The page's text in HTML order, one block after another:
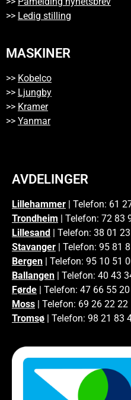
>> Ledig stilling
MASKINER
>> Kobelco
>> Ljungby
>> Kramer
>> Yanmar
AVDELINGER
Lillehammer | Telefon: 61
Trondheim | Telefon: 72 83
Lillesand
| Telefon: 38 01
Stavanger | Telefon: 95 81
Bergen | Telefon: 95 10 51
Ballangen | Telefon: 40 43
Førde | Telefon: 47 66 55 20
Moss | Telefon: 69 26 22 22
Tromsø | Telefon: 98 21 83